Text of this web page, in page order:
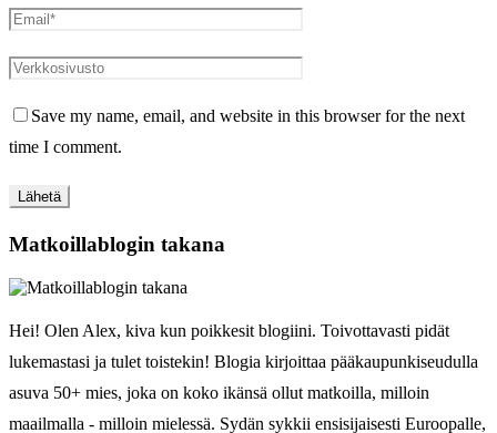
Save my name, email, and website in this browser for the next
time I comment.
Matkoillablogin takana
Hei! Olen Alex, kiva kun poikkesit blogiini. Toivottavasti pidät
lukemastasi ja tulet toistekin! Blogia kirjoittaa pääkaupunkiseudulla
asuva 50+ mies, joka on koko ikänsä ollut matkoilla, milloin
maailmalla - milloin mielessä. Sydän sykkii ensisijaisesti Euroopalle,